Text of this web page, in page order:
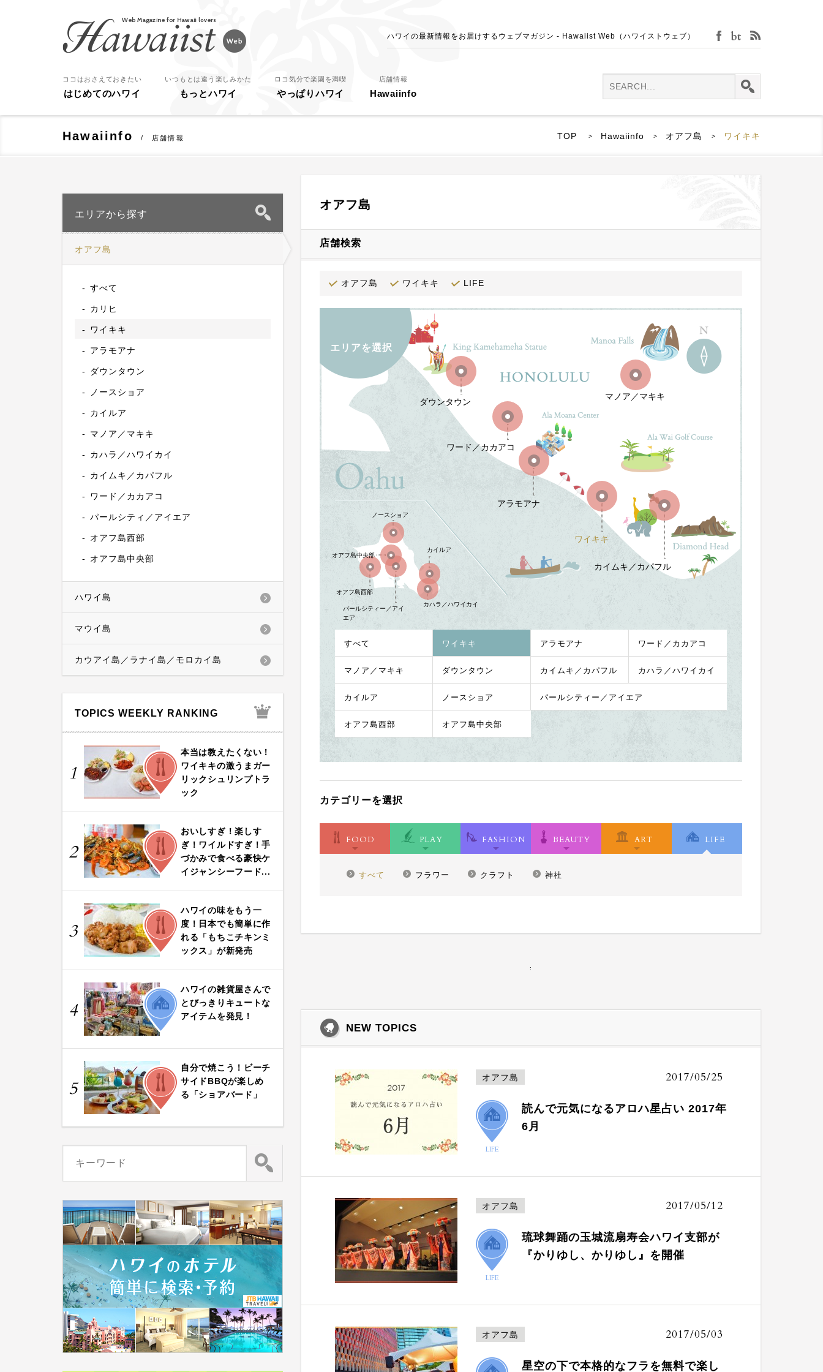
ハワイの最新情報をお届けするウェブマガジン - Hawaiist Web（ハワイストウェブ） facebookbijin-tokei
ココはおさえておきたい
はじめてのハワイ
いつもとは違う楽しみかた
もっとハワイ
ロコ気分で楽園を満喫
やっぱりハワイ
店舗情報
Hawaiinfo
Hawaiinfo 店舗情報 TOP > Hawaiinfo > オアフ島 > ワイキキ
オアフ島
店舗検索
オアフ島 ワイキキ LIFE
エリアを選択
ノースショア
カイルア
カハラ／ハワイカイ
カイムキ／カパフル
ワイキキ
アラモアナ
ワード／カカアコ
マノア／マキキ
ダウンタウン
パールシティー／アイ
エア
オアフ島西部
オアフ島中央部
すべて ワイキキ アラモアナ ワード／カカアコ
マノア／マキキ ダウンタウン カイムキ／カパフル カハラ／ハワイカイ
カイルア ノースショア パールシティー／アイエア
オアフ島西部 オアフ島中央部
カテゴリーを選択
FOOD PLAY FASHION BEAUTY ART LIFE
すべて フラワー クラフト 神社
:
NEW TOPICS
オアフ島 2017/05/25
LIFE
読んで元気になるアロハ星占い 2017年
6月
オアフ島 2017/05/12
LIFE
琉球舞踊の玉城流扇寿会ハワイ支部が
『かりゆし、かりゆし』を開催
オアフ島 2017/05/03
星空の下で本格的なフラを無料で楽し
エリアから探す
オアフ島
すべて
カリヒ
ワイキキ
アラモアナ
ダウンタウン
ノースショア
カイルア
マノア／マキキ
カハラ／ハワイカイ
カイムキ／カパフル
ワード／カカアコ
パールシティ／アイエア
オアフ島西部
オアフ島中央部
ハワイ島
マウイ島
カウアイ島／ラナイ島／モロカイ島
TOPICS WEEKLY RANKING
1
FOOD
本当は教えたくない！
ワイキキの激うまガー
リックシュリンプトラ
ック
2
FOOD
おいしすぎ！楽しす
ぎ！ワイルドすぎ！手
づかみで食べる豪快ケ
イジャンシーフード...
3
FOOD
ハワイの味をもう一
度！日本でも簡単に作
れる「もちこチキンミ
ックス」が新発売
4
LIFE
ハワイの雑貨屋さんで
とびっきりキュートな
アイテムを発見！
5
FOOD
自分で焼こう！ビーチ
サイドBBQが楽しめ
る「ショアバード」